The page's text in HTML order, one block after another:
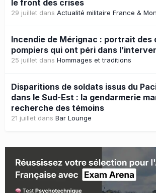
le front des crises
29 juillet dans Actualité militaire France &
Incendie de Mérignac : portrait des
pompiers qui ont péri dans
25 juillet dans Hommages et traditions
Disparitions de soldats issus du
dans le Sud-Est : la gendarmerie
recherche des témoins
21 juillet dans Bar Lounge